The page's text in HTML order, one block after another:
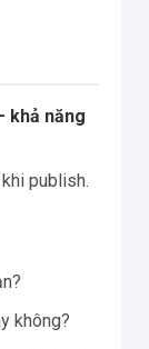
khả năng
publish.
không?